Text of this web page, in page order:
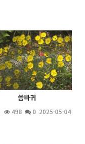
씀바귀
498 0 2025-05-04